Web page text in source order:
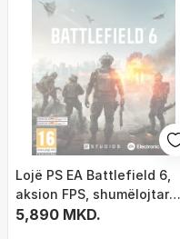
Lojë PS EA Battlefield 6,
aksion FPS, shumëlojtar
online
5,890 MKD.